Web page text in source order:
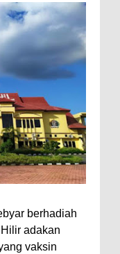
berhadiah
adakan
vaksin